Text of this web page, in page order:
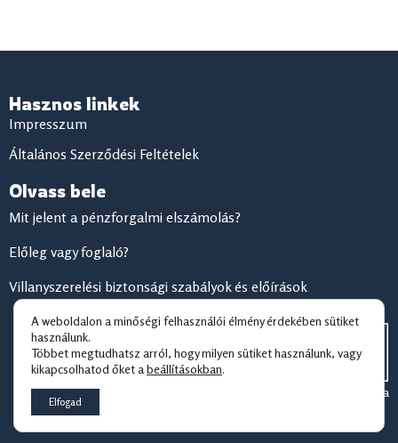
Hasznos linkek
Impresszum
Általános Szerződési Feltételek
Olvass bele
Mit jelent a pénzforgalmi elszámolás?
Előleg vagy foglaló?
Villanyszerelési biztonsági szabályok és előírások
© 2026 Jogzóna
A weboldalon a minőségi felhasználói élmény érdekében sütiket
használunk.
Többet megtudhatsz arról, hogy milyen sütiket használunk, vagy
kikapcsolhatod őket a beállításokban.
Elfogad